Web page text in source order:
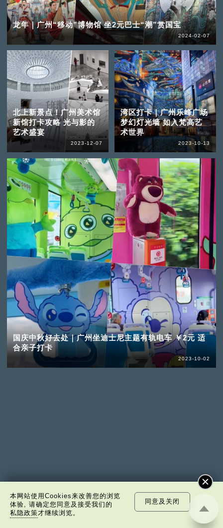
龙年｜广州“移动”博物馆 坐2元巴士“潮”赏国宝
2024-02-07
北上新景点！广州美术馆
新馆打卡攻略 光与影的
艺术盛宴
2023-12-07
湾区打卡｜广州乐峰广场
梦幻灯光墙 如入梵高艺
术世界
2023-10-13
国庆中秋好去处｜广州坐迪士尼主题有轨电车 ￥2元 适
合亲子打卡
2023-10-02
本网站使用Cookies来改善您的浏览
体验, 请确定您同意及接受我们的
私隐政策才继续浏览。
同意及关闭